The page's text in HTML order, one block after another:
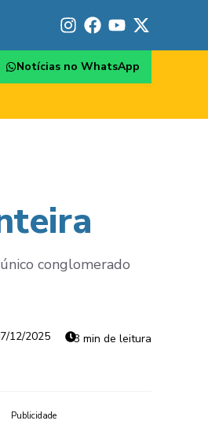
Notícias no WhatsApp
conglomerado
12/2025 3 min de leitura
Publicidade